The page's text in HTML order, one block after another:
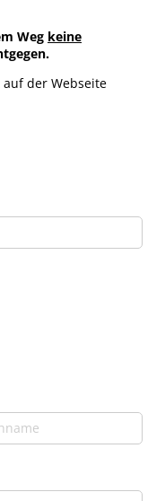
Weg keine
der Webseite